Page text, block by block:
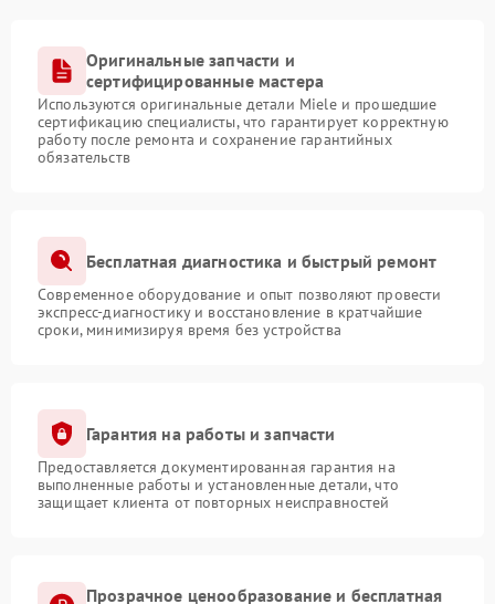
Оригинальные запчасти и
сертифицированные мастера
Используются оригинальные детали Miele и прошедшие
сертификацию специалисты, что гарантирует корректную
работу после ремонта и сохранение гарантийных
обязательств
Бесплатная диагностика и быстрый ремонт
Современное оборудование и опыт позволяют провести
экспресс-диагностику и восстановление в кратчайшие
сроки, минимизируя время без устройства
Гарантия на работы и запчасти
Предоставляется документированная гарантия на
выполненные работы и установленные детали, что
защищает клиента от повторных неисправностей
Прозрачное ценообразование и бесплатная